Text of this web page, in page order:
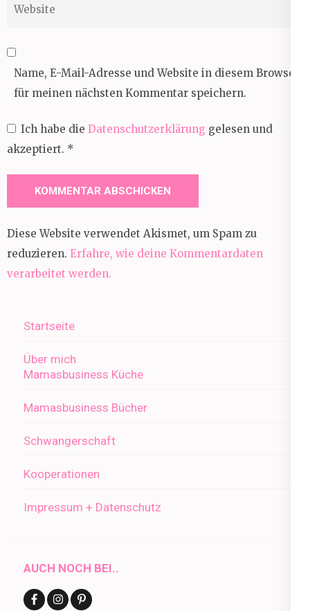
Name, E-Mail-Adresse und Website in diesem Browser
für meinen nächsten Kommentar speichern.
Ich habe die Datenschutzerklärung gelesen und
akzeptiert. *
Diese Website verwendet Akismet, um Spam zu
reduzieren. Erfahre, wie deine Kommentardaten
verarbeitet werden.
Startseite
Über mich
Mamasbusiness Küche
Mamasbusiness Bücher
Schwangerschaft
Kooperationen
Impressum + Datenschutz
AUCH NOCH BEI..